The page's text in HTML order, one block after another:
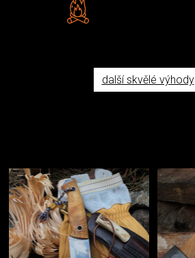
další skvělé výhody